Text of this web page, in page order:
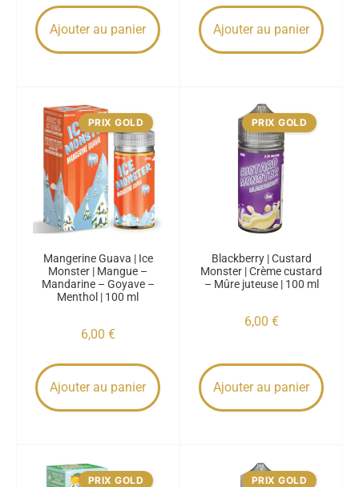
Ajouter au panier Ajouter au panier
PRIX GOLD
Mangerine Guava | Ice
Monster | Mangue –
Mandarine – Goyave –
Menthol | 100 ml
6,00 €
Ajouter au panier
PRIX GOLD
Blackberry | Custard
Monster | Crème custard
– Mûre juteuse | 100 ml
6,00 €
Ajouter au panier
PRIX GOLD PRIX GOLD